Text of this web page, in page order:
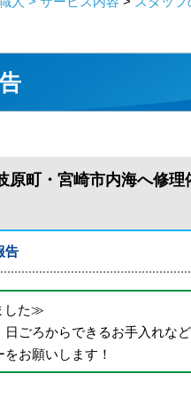
原町・宮崎市内海へ修理
告
した≫
ごろからできるお手入れな
お願いします！